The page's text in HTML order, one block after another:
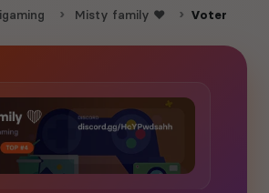
Misty family ❤️ Voter